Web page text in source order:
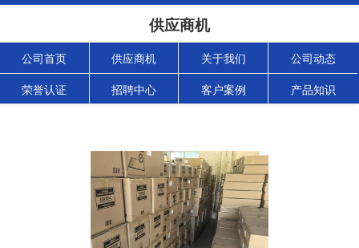
供应商机
公司首页 供应商机 关于我们 公司动态
荣誉认证 招聘中心 客户案例 产品知识